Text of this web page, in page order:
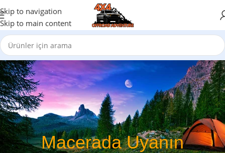
Skip to navigation
Skip to main content
Macerada Uyanın